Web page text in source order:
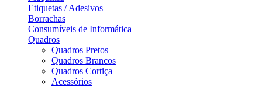
Etiquetas / Adesivos
Borrachas
Consumíveis de Informática
Quadros
Quadros Pretos
Quadros Brancos
Quadros Cortiça
Acessórios